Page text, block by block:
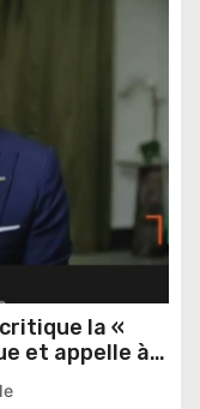
la «
et appelle à